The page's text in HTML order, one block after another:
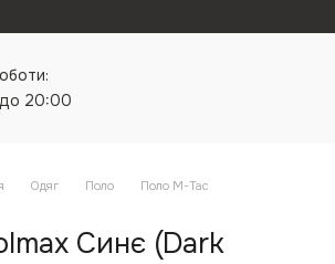
20:00
Одяг Поло
Поло M-Tac
Синє (Dark